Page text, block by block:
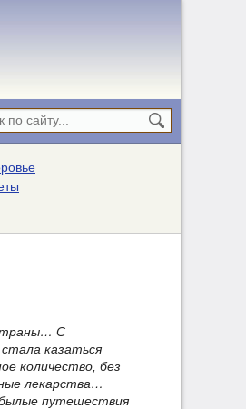
С
казаться
количество, без
лекарства…
путешествия